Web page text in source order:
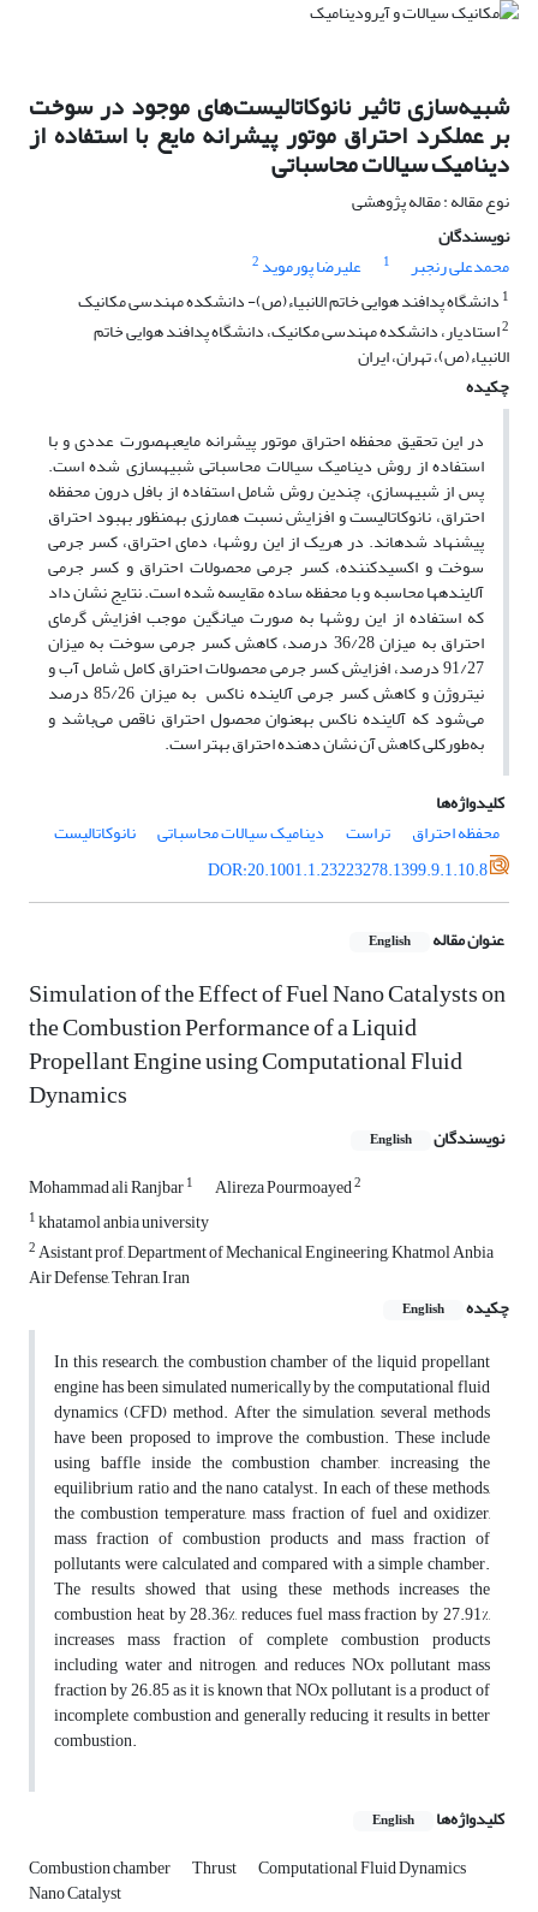
شبیه‌سازی تاثیر نانوکاتالیست‌های موجود در سوخت
بر عملکرد احتراق موتور پیشرانه مایع با استفاده از
دینامیک سیالات محاسباتی
نوع مقاله : مقاله پژوهشی
نویسندگان
محمدعلی رنجبر
1 علیرضا پورموید 2
1 دانشگاه پدافند هوایی خاتم الانبیاء(ص)- دانشکده مهندسی مکانیک
2استادیار، دانشکده مهندسی مکانیک، دانشگاه پدافند هوایی خاتم
الانبیاء(ص)، تهران، ایران
چکیده
در این تحقیق محفظه احتراق موتور پیشرانه مایعبه­صورت عددی و با
استفاده از روش­ دینامیک سیالات محاسباتی شبیه­سازی شده است.
پس از شبیه­سازی، چندین روش شامل استفاده از بافل درون محفظه
احتراق، نانوکاتالیست و افزایش نسبت هم­ارزی به­منظور بهبود احتراق
پیشنهاد شده­اند. در هریک از این روش­ها، دمای احتراق، کسر جرمی
سوخت و اکسیدکننده، کسر جرمی محصولات احتراق و کسر جرمی
آلاینده­ها محاسبه و با محفظه ساده مقایسه شده است. نتایج نشان داد
که استفاده از این روش­ها به صورت میانگین موجب افزایش گرمای
احتراق به میزان 36/28 درصد، کاهش کسر جرمی سوخت به میزان
91/27 درصد، افزایش کسر جرمی محصولات احتراق کامل شامل آب و
نیتروژن و کاهش کسر جرمی آلاینده ناکس به میزان 85/26 درصد
می‌شود که آلاینده ناکس به­عنوان محصول احتراق ناقص می‌باشد و
به‌طورکلی کاهش آن نشان دهنده احتراق بهتر است.
کلیدواژه‌ها
محفظه احتراق
تراست دینامیک سیالات محاسباتی
نانوکاتالیست
DOR:20.1001.1.23223278.1399.9.1.10.8
عنوان مقاله English
Simulation of the Effect of Fuel Nano Catalysts on
the Combustion Performance of a Liquid
Propellant Engine using Computational Fluid
Dynamics
نویسندگان English
Mohammad ali Ranjbar1 Alireza Pourmoayed2
1khatamol anbia university
2Asistant prof, Department of Mechanical Engineering, Khatmol Anbia
Air Defense, Tehran, Iran
چکیده
English
In this research, the combustion chamber of the liquid propellant
engine has been simulated numerically by the computational fluid
dynamics (CFD) method. After the simulation, several methods
have been proposed to improve the combustion. These include
using baffle inside the combustion chamber, increasing the
equilibrium ratio and the nano catalyst. In each of these methods,
the combustion temperature, mass fraction of fuel and oxidizer,
mass fraction of combustion products and mass fraction of
pollutants were calculated and compared with a simple chamber.
The results showed that using these methods increases the
combustion heat by 28.36%, reduces fuel mass fraction by 27.91%,
increases mass fraction of complete combustion products
including water and nitrogen, and reduces NOx pollutant mass
fraction by 26.85 as it is known that NOx pollutant is a product of
incomplete combustion and generally reducing it results in better
combustion.
کلیدواژه‌ها English
Combustion chamber Thrust Computational Fluid Dynamics
Nano Catalyst